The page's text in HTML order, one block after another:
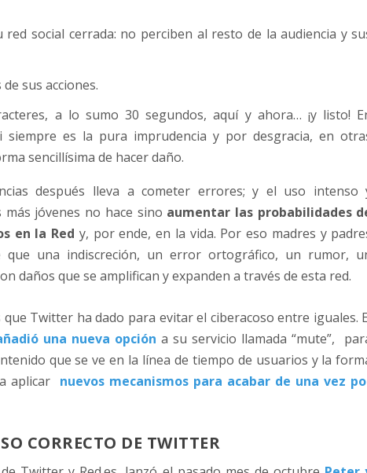
social cerrada: no perciben al resto de la audiencia y
sus acciones.
a lo sumo 30 segundos, aquí y ahora… ¡y listo!
siempre es la pura imprudencia y por desgracia, en
sencillísima de hacer daño.
después lleva a cometer errores; y el uso intenso
jóvenes no hace sino aumentar las probabilidades
en la Red y, por ende, en la vida. Por eso madres y
una indiscreción, un error ortográfico, un rumor,
daños que se amplifican y expanden a través de esta red.
Twitter ha dado para evitar el ciberacoso entre iguales.
una nueva opción a su servicio llamada “mute”,
que se ve en la línea de tiempo de usuarios y la
aplicar nuevos mecanismos para acabar de una vez
CORRECTO DE TWITTER